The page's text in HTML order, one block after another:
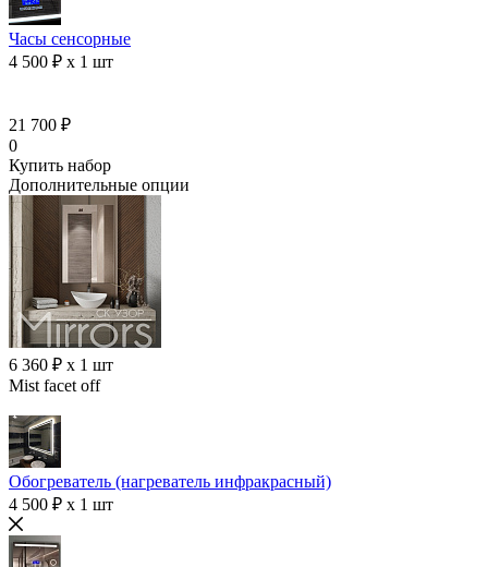
Часы сенсорные
4 500 ₽ x 1 шт
21 700 ₽
0
Купить набор
Дополнительные опции
6 360 ₽ x 1 шт
Mist facet off
Обогреватель (нагреватель инфракрасный)
4 500 ₽ x 1 шт